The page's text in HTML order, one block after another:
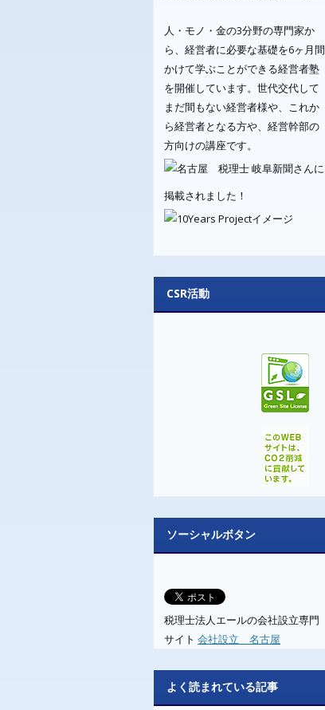
人・モノ・金の3分野の専門家か
ら、経営者に必要な基礎を6ヶ月間
かけて学ぶことができる経営者塾
を開催しています。世代交代して
まだ間もない経営者様や、これか
ら経営者となる方や、経営幹部の
方向けの講座です。
岐阜新聞さんに
掲載されました！
CSR活動
ソーシャルボタン
税理士法人エールの会社設立専門
サイト 会社設立 名古屋
よく読まれている記事